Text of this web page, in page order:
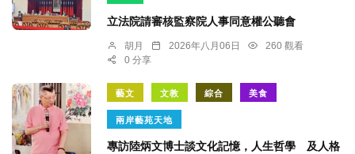
立法院請審核監察院人事同意權公聽會
胡月 2026年八月06日
260 觀看
0 分享
藝文 文教 綜合 美食
兩岸藝苑天地
專訪陸炳文博士談文化記憶，人生哲學 及人格